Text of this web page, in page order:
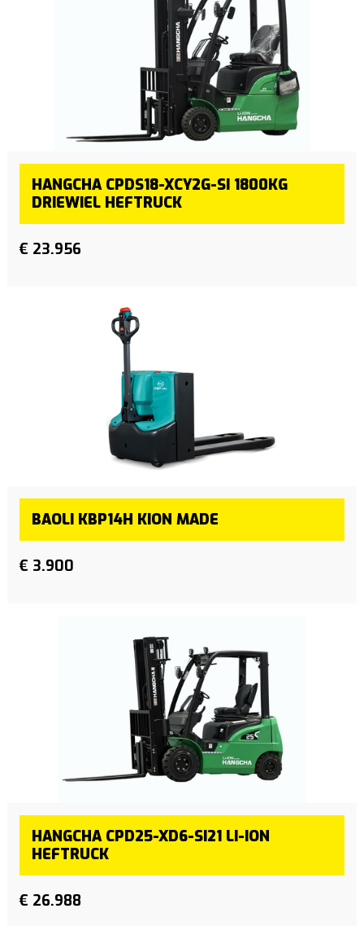
HANGCHA CPDS18-XCY2G-SI 1800KG
DRIEWIEL HEFTRUCK
€ 23.956
BAOLI KBP14H KION MADE
€ 3.900
HANGCHA CPD25-XD6-SI21 LI-ION
HEFTRUCK
€ 26.988